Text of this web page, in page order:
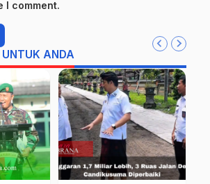
I comment.
UNTUK ANDA